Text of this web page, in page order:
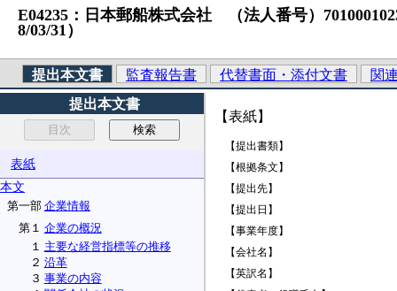
E04235：日本郵船株式会社 （法人番号）
8/03/31）
提出本文書 監査報告書 代替書面・添付文書
関
提出本文書